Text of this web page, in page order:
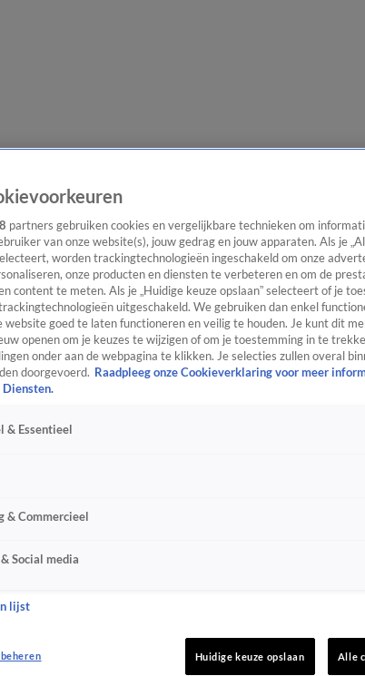
partners gebruiken cookies en vergelijkbare technieken om
van onze website(s), jouw gedrag en jouw apparaten. Als je
worden trackingtechnologieën ingeschakeld om onze
onze producten en diensten te verbeteren en om de
content te meten. Als je „Huidige keuze opslaan” selecteert of je
uitgeschakeld. We gebruiken dan enkel
website goed te laten functioneren en veilig te houden. Je kunt dit
openen om je keuzes te wijzigen of om je toestemming in te
onder aan de webpagina te klikken. Je selecties zullen overal
doorgevoerd. Raadpleeg onze Cookieverklaring voor meer
& Essentieel
& Commercieel
Social media
lijst
Huidige keuze opslaan Alle